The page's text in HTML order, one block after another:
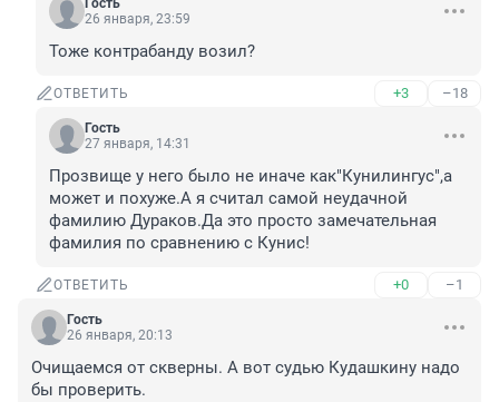
Гость
26 января, 23:59
Тоже контрабанду возил?
ОТВЕТИТЬ +3 –18
Гость
27 января, 14:31
Прозвище у него было не иначе как"Кунилингус",а
может и похуже.А я считал самой неудачной
фамилию Дураков.Да это просто замечательная
фамилия по сравнению с Кунис!
ОТВЕТИТЬ +0 –1
Гость
26 января, 20:13
Очищаемся от скверны. А вот судью Кудашкину надо
бы проверить.